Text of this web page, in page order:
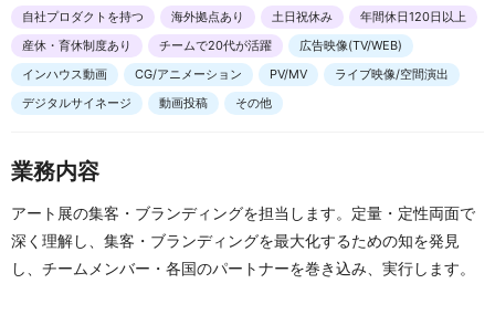
自社プロダクトを持つ 海外拠点あり 土日祝休み
年間休日120日以上
産休・育休制度あり
チームで20代が活躍
広告映像(TV/WEB)
インハウス動画
CG/アニメーション PV/MV
ライブ映像/空間演出
デジタルサイネージ
動画投稿 その他
業務内容
アート展の集客・ブランディングを担当します。定量・定性両面で
深く理解し、集客・ブランディングを最大化するための知を発見
し、チームメンバー・各国のパートナーを巻き込み、実行します。